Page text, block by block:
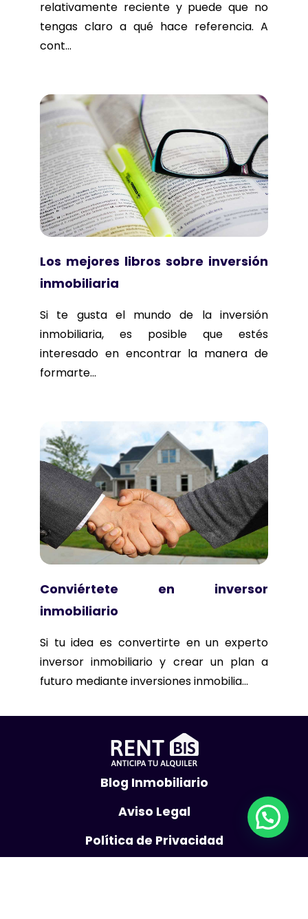
relativamente reciente y puede que no
tengas claro a qué hace referencia. A
cont...
Los mejores libros sobre inversión
inmobiliaria
Si te gusta el mundo de la inversión
inmobiliaria, es posible que estés
interesado en encontrar la manera de
formarte...
Conviértete en inversor
inmobiliario
Si tu idea es convertirte en un experto
inversor inmobiliario y crear un plan a
futuro mediante inversiones inmobilia...
Blog Inmobiliario
Aviso Legal
Política de Privacidad